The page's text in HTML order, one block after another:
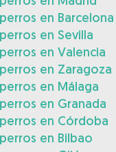
en Barcelona
en Sevilla
en Valencia
en Zaragoza
en Málaga
en Granada
en Córdoba
en Bilbao